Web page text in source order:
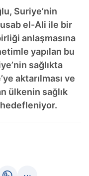
Suriye’nin
el-Ali ile bir
anlaşmasına
yapılan bu
sağlıkta
aktarılması ve
ülkenin sağlık
hedefleniyor.